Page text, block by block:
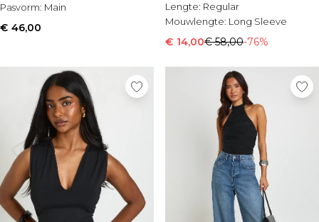
Pasvorm: Main
€ 46,00
Lengte: Regular
Mouwlengte: Long Sleeve
€ 14,00€ 58,00-76%